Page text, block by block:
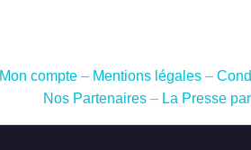
Mon compte– Mentions légales–
Nos Partenaires – La Presse